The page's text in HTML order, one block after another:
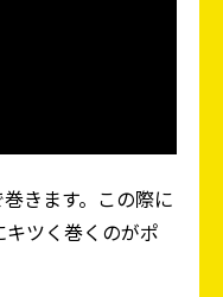
きます。この際に
ツく巻くのがポ